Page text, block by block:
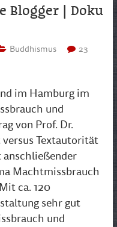
Blogger | Doku
Buddhismus
23
im Hamburg im
und
von Prof. Dr.
Textautorität
anschließender
Machtmissbrauch
ca. 120
sehr gut
und